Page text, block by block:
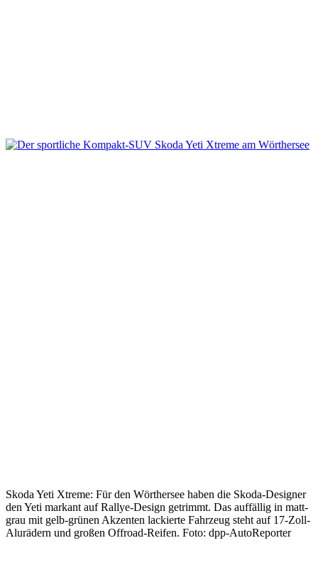
Skoda Yeti Xtreme: Für den Wörthersee haben die Skoda-Designer
den Yeti markant auf Rallye-Design getrimmt. Das auffällig in matt-
grau mit gelb-grünen Akzenten lackierte Fahrzeug steht auf 17-Zoll-
Alurädern und großen Offroad-Reifen. Foto: dpp-AutoReporter